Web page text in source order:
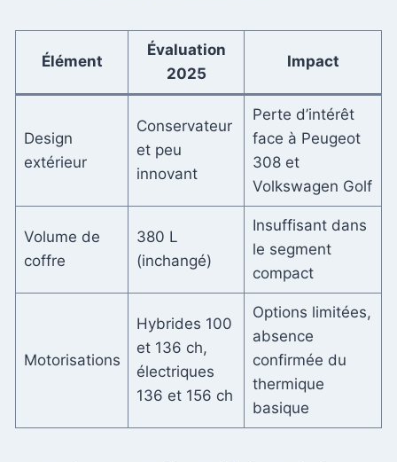
Élément
Évaluation
2025
Impact
Design
extérieur
Conservateur
et peu
innovant
Perte d’intérêt
face à Peugeot
308 et
Volkswagen Golf
Volume de
coffre
380 L
(inchangé)
Insuffisant dans
le segment
compact
Motorisations
Hybrides 100
et 136 ch,
électriques
136 et 156 ch
Options limitées,
absence
confirmée du
thermique
basique